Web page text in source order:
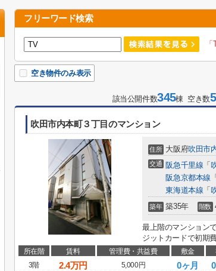
フリーワード検索
空き物件のみ表示
該当公開件数345棟 空き数
吹田市内本町３丁目のマンション
住所 大阪府吹田市
交通 阪急千里線 「
阪急京都本線 「
東海道本線 「
築年 築35年 階数
最上階のマンション
ジットカードで初期
所在階 賃料 管理費・共益費 敷金
3階
2.4万円 5,000円 0ヶ月